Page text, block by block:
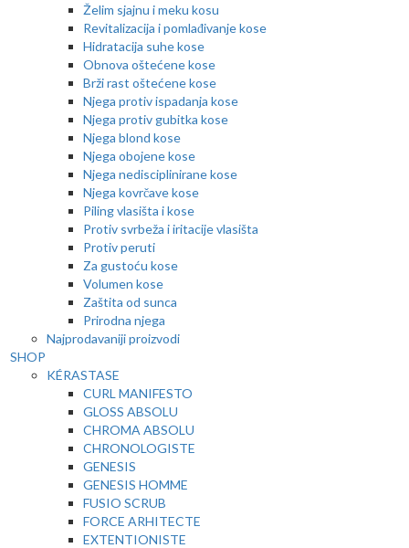
Želim sjajnu i meku kosu
Revitalizacija i pomlađivanje kose
Hidratacija suhe kose
Obnova oštećene kose
Brži rast oštećene kose
Njega protiv ispadanja kose
Njega protiv gubitka kose
Njega blond kose
Njega obojene kose
Njega nedisciplinirane kose
Njega kovrčave kose
Piling vlasišta i kose
Protiv svrbeža i iritacije vlasišta
Protiv peruti
Za gustoću kose
Volumen kose
Zaštita od sunca
Prirodna njega
Najprodavaniji proizvodi
SHOP
KÉRASTASE
CURL MANIFESTO
GLOSS ABSOLU
CHROMA ABSOLU
CHRONOLOGISTE
GENESIS
GENESIS HOMME
FUSIO SCRUB
FORCE ARHITECTE
EXTENTIONISTE